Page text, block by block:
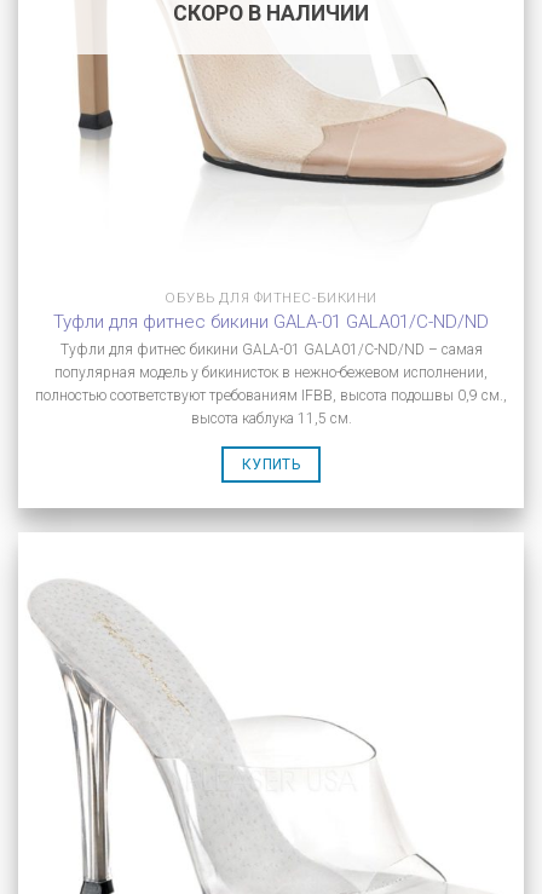
СКОРО В НАЛИЧИИ
ОБУВЬ ДЛЯ ФИТНЕС-БИКИНИ
Туфли для фитнес бикини GALA-01 GALA01/C-ND/ND
Туфли для фитнес бикини GALA-01 GALA01/C-ND/ND – самая
популярная модель у бикинисток в нежно-бежевом исполнении,
полностью соответствуют требованиям IFBB, высота подошвы 0,9 см.,
высота каблука 11,5 см.
КУПИТЬ